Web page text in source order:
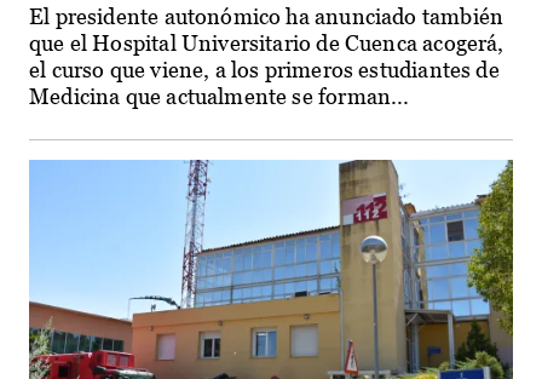
El presidente autonómico ha anunciado también
que el Hospital Universitario de Cuenca acogerá,
el curso que viene, a los primeros estudiantes de
Medicina que actualmente se forman...